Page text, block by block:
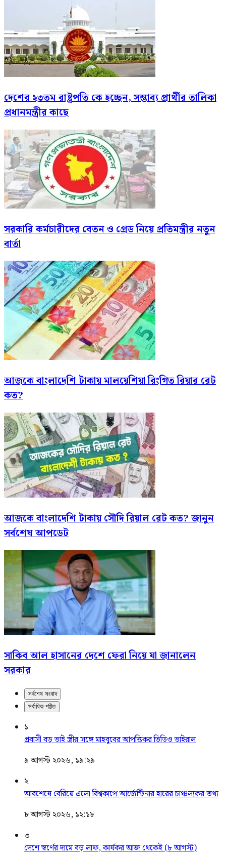
দেশের ২৩তম রাষ্ট্রপতি কে হচ্ছেন, সম্ভাব্য প্রার্থীর তালিকা
প্রধানমন্ত্রীর কাছে
সরকারি কর্মচারীদের বেতন ও গ্রেড নিয়ে প্রতিমন্ত্রীর নতুন
বার্তা
আজকে বাংলাদেশি টাকায় মালয়েশিয়া রিংগিত রিয়ার রেট
কত?
আজকে বাংলাদেশি টাকায় সৌদি রিয়াল রেট কত? জানুন
সর্বশেষ আপডেট
সাকিব আল হাসানের দেশে ফেরা নিয়ে যা জানালেন
সরকার
সর্বশেষ সংবাদ
সর্বাধিক পঠিত
১
প্রবাসী বড় ভাই স্ত্রীর সঙ্গে মাহবুবের আপত্তিকর ভিডিও ভাইরাল ​
৯ আগস্ট ২০২৬, ১৯:২৯
২
আবশেষে বেরিয়ে এলো বিশ্বকাপে আর্জেন্টিনার হারের চাঞ্চল্যকর তথ্য
৮ আগস্ট ২০২৬, ১২:১৮
৩
দেশে স্বর্ণের দামে বড় লাফ, কার্যকর আজ থেকেই (৮ আগস্ট)